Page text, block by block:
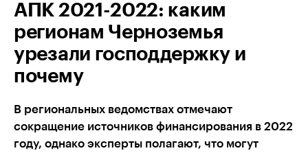
АПК 2021-2022: каким
регионам Черноземья
урезали господдержку и
почему
В региональных ведомствах отмечают
сокращение источников финансирования в 2022
году, однако эксперты полагают, что могут